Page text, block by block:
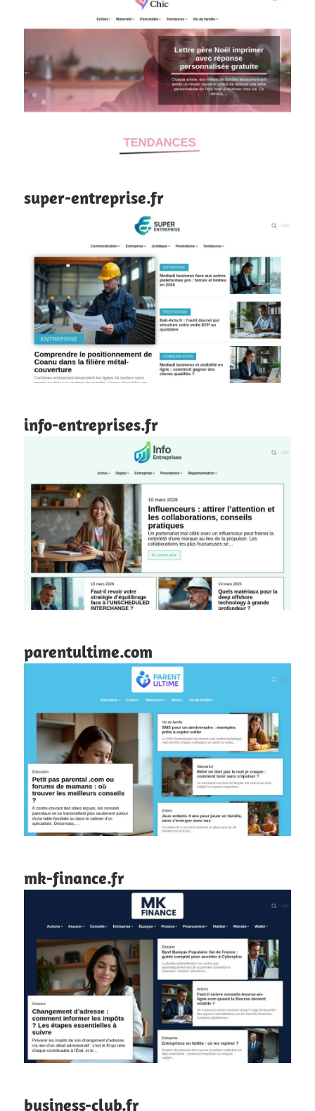
super-entreprise.fr
info-entreprises.fr
parentultime.com
mk-finance.fr
business-club.fr